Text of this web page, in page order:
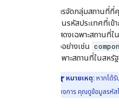
การจัดกลุ่มสถานที่
เป็นรหัสประเทศที่เ
แสดงเฉพาะสถานที่
ตัวอย่างเช่น
เฉพาะสถานที่ในสห
หมายเหตุ: หากได้
ต้องการ คุณดูข้อมูลรหัส